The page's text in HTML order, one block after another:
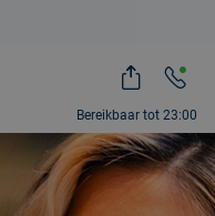
Bereikbaar tot 23:00